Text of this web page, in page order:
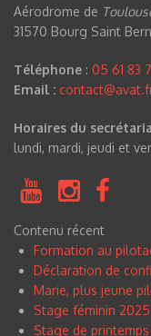
Aérodrome de
31570 Bourg Saint
Téléphone : 05 61 83
Email :
Horaires du
lundi, mardi, jeudi et
Contenu récent
Formation au
Déclaration de
Marie, plus jeune
Stage féminin 2025
Stage de